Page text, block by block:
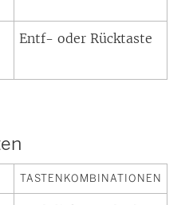
Entf- oder Rücktaste
TASTENKOMBINATIONEN